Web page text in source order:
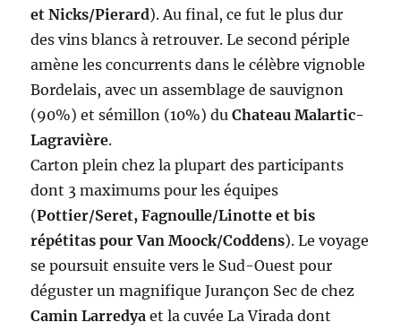
et Nicks/Pierard). Au final, ce fut le plus dur
des vins blancs à retrouver. Le second périple
amène les concurrents dans le célèbre vignoble
Bordelais, avec un assemblage de sauvignon
(90%) et sémillon (10%) duChateau Malartic-
Lagravière.
Carton plein chez la plupart des participants
dont 3 maximums pour les équipes
(Pottier/Seret, Fagnoulle/Linotte et bis
répétitas pour Van Moock/Coddens). Le voyage
se poursuit ensuite vers le Sud-Ouest pour
déguster un magnifique Jurançon Sec de chez
Camin Larredya et la cuvée La Virada dont